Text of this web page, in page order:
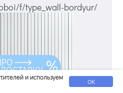
f/type_wall-bordyur/
и используем
ОК